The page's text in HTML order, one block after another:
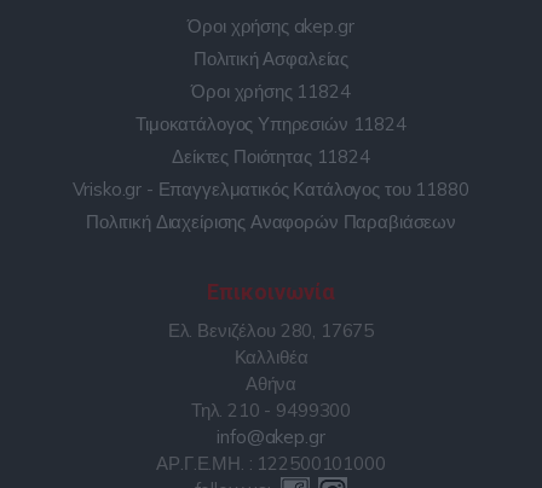
Όροι χρήσης akep.gr
Πολιτική Ασφαλείας
Όροι χρήσης 11824
Τιμοκατάλογος Υπηρεσιών 11824
Δείκτες Ποιότητας 11824
Vrisko.gr - Επαγγελματικός Κατάλογος του 11880
Πολιτική Διαχείρισης Αναφορών Παραβιάσεων
Επικοινωνία
Ελ. Βενιζέλου 280, 17675
Καλλιθέα
Αθήνα
Τηλ. 210 - 9499300
info@akep.gr
ΑΡ.Γ.Ε.ΜΗ. : 122500101000